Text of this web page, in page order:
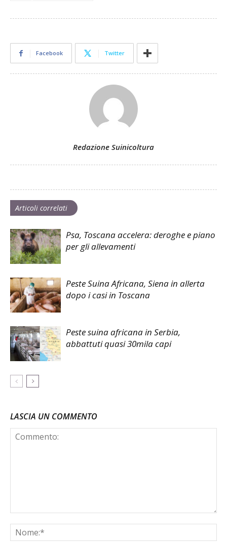
Facebook Twitter
Redazione Suinicoltura
Articoli correlati
Psa, Toscana accelera: deroghe e piano
per gli allevamenti
Peste Suina Africana, Siena in allerta
dopo i casi in Toscana
Peste suina africana in Serbia,
abbattuti quasi 30mila capi
LASCIA UN COMMENTO